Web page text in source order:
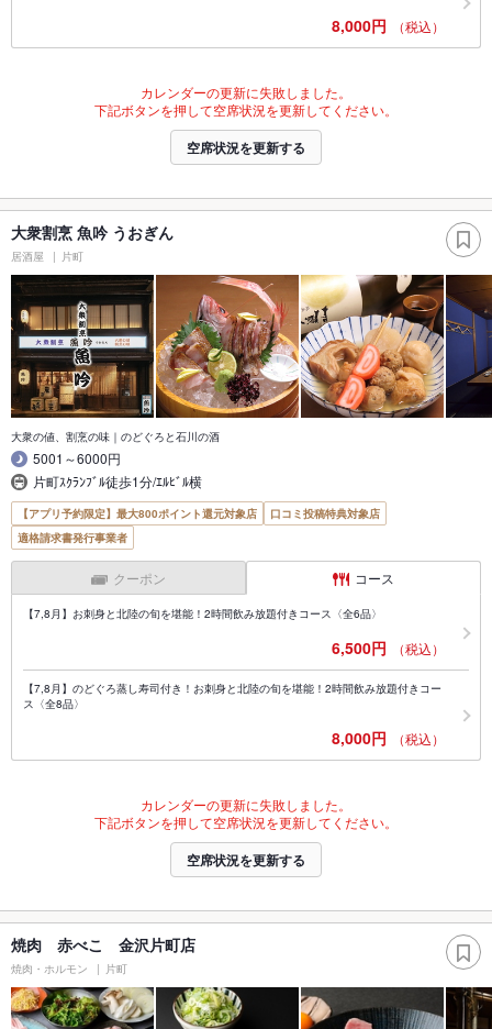
8,000円 （税込）
カレンダーの更新に失敗しました。
下記ボタンを押して空席状況を更新してください。
空席状況を更新する
大衆割烹 魚吟 うおぎん
居酒屋 片町
大衆の値、割烹の味｜のどぐろと石川の酒
5001～6000円
片町ｽｸﾗﾝﾌﾞﾙ徒歩1分/ｴﾙﾋﾞﾙ横
【アプリ予約限定】最大800ポイント還元対象店
口コミ投稿特典対象店
適格請求書発行事業者
クーポン コース
【7,8月】お刺身と北陸の旬を堪能！2時間飲み放題付きコース〈全6品〉
6,500円 （税込）
【7,8月】のどぐろ蒸し寿司付き！お刺身と北陸の旬を堪能！2時間飲み放題付きコー
ス〈全8品〉
8,000円 （税込）
カレンダーの更新に失敗しました。
下記ボタンを押して空席状況を更新してください。
空席状況を更新する
焼肉 赤べこ 金沢片町店
焼肉・ホルモン 片町